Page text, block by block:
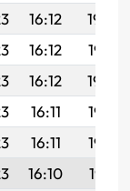
16:12
19:26
16:12
19:25
16:12
19:24
16:11
19:23
16:11
19:22
16:10 19:21